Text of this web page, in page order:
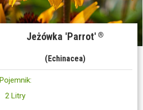
Jeżówka 'Parrot' ®
(Echinacea)
Pojemnik:
2 Litry